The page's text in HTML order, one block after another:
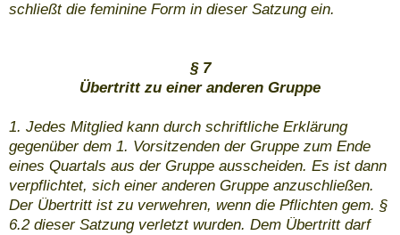
schließt die feminine Form in dieser Satzung ein.
§ 7
Übertritt zu einer anderen Gruppe
1. Jedes Mitglied kann durch schriftliche Erklärung
gegenüber dem 1. Vorsitzenden der Gruppe zum Ende
eines Quartals aus der Gruppe ausscheiden. Es ist dann
verpflichtet, sich einer anderen Gruppe anzuschließen.
Der Übertritt ist zu verwehren, wenn die Pflichten gem. §
6.2 dieser Satzung verletzt wurden. Dem Übertritt darf